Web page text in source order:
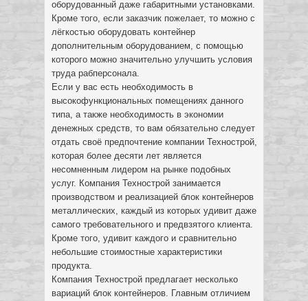
оборудованный даже габаритными установками.
Кроме того, если заказчик пожелает, то можно с
лёгкостью оборудовать контейнер
дополнительным оборудованием, с помощью
которого можно значительно улучшить условия
труда рабперсонала.
Если у вас есть необходимость в
высокофункциональных помещениях данного
типа, а также необходимость в экономии
денежных средств, то вам обязательно следует
отдать своё предпочтение компании Технострой,
которая более десяти лет является
несомненным лидером на рынке подобных
услуг. Компания Технострой занимается
производством и реализацией блок контейнеров
металлических, каждый из которых удивит даже
самого требовательного и предвзятого клиента.
Кроме того, удивит каждого и сравнительно
небольшие стоимостные характеристики
продукта.
Компания Технострой предлагает несколько
вариаций блок контейнеров. Главным отличием